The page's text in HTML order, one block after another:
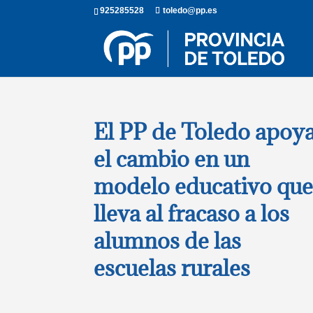
925285528 toledo@pp.es
El PP de Toledo
el cambio en un
modelo educativo que
lleva al fracaso a los
alumnos de las
escuelas rurales